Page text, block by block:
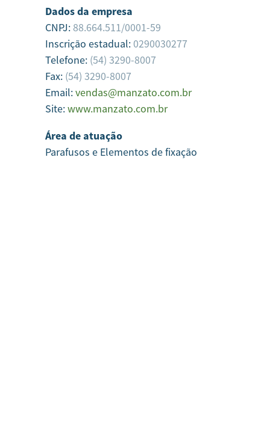
Dados da empresa
CNPJ:88.664.511/0001-59
Inscrição estadual: 0290030277
Telefone: (54) 3290-8007
Fax: (54) 3290-8007
Email:vendas@manzato.com.br
Site:www.manzato.com.br
Área de atuação
Parafusos e Elementos de fixação